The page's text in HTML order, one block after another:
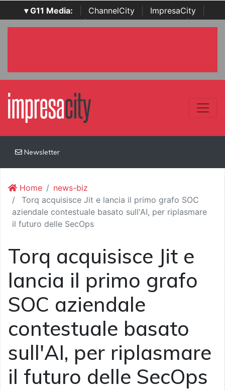
▾ G11 Media: ChannelCity ImpresaCity
SecurityOpenLab | Italian Channel Awards | Italian
Newsletter
Home
news-biz
Torq acquisisce Jit e lancia il primo grafo SOC
aziendale contestuale basato sull'AI, per riplasmare
il futuro delle SecOps
Torq acquisisce Jit e
lancia il primo grafo
SOC aziendale
contestuale basato
sull'AI, per riplasmare
il futuro delle SecOps